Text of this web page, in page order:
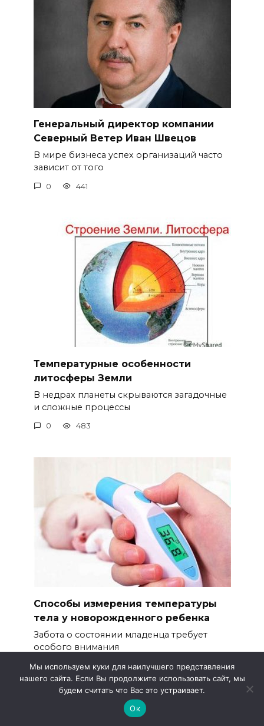
Генеральный директор компании
Северный Ветер Иван Швецов
В мире бизнеса успех организаций часто
зависит от того
0 441
Температурные особенности
литосферы Земли
В недрах планеты скрываются загадочные
и сложные процессы
0 483
Способы измерения температуры
тела у новорожденного ребенка
Забота о состоянии младенца требует
особого внимания
0 597
Мы используем куки для наилучшего представления
нашего сайта. Если Вы продолжите использовать сайт, мы
будем считать что Вас это устраивает.
Ок